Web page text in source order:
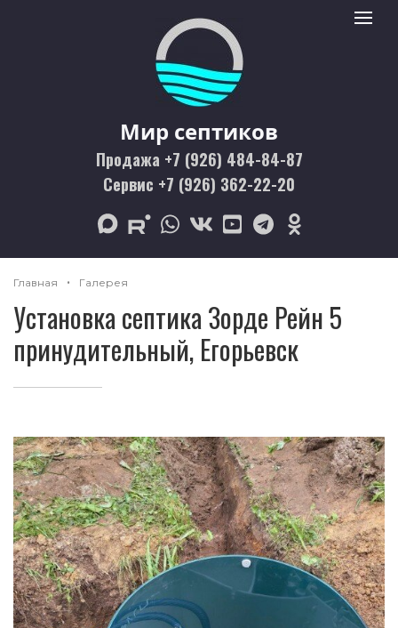
Мир септиков logo
Мир септиков
Продажа +7 (926) 484-84-87
Сервис +7 (926) 362-22-20
max rutubewhatsapp
vk youtubetelegramodnoklassniki
Toggle
Главная Галерея
Установка септика Зорде Рейн 5
принудительный, Егорьевск